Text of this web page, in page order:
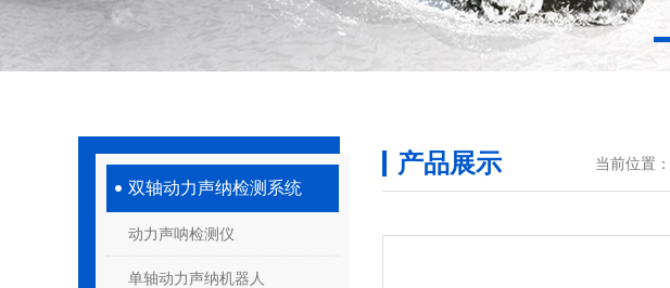
双轴动力声纳检测系统
动力声呐检测仪
单轴动力声纳机器人
产品展示 当前位置：